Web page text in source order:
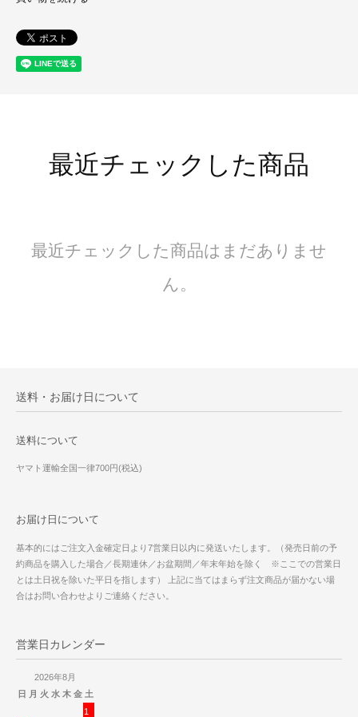
最近チェックした商品
最近チェックした商品はまだありませ
ん。
送料・お届け日について
送料について
ヤマト運輸全国一律700円(税込)
お届け日について
基本的にはご注文入金確定日より7営業日以内に発送いたします。（発売日前の予
約商品を購入した場合／長期連休／お盆期間／年末年始を除く ※ここでの営業日
とは土日祝を除いた平日を指します） 上記に当てはまらず注文商品が届かない場
合はお問い合わせよりご連絡ください。
営業日カレンダー
2026年8月
日 月 火 水 木 金 土
1